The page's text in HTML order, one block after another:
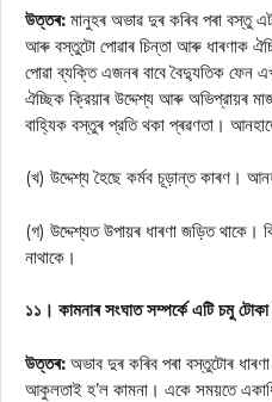
উত্তৰ: মানুহৰ অভাৱ দুৰ কৰিব পৰা বস্তু
আৰু বস্তুটো পোৱাৰ চিন্তা আৰু ধাৰণাক
পোৱা ব্যক্তি এজনৰ বাবে বৈদ্যুতিক ফেন
ঐচ্ছিক ক্রিয়াৰ উদ্দেশ্য আৰু অভিপ্রায়ৰ
বাহ্যিক বস্তুৰ প্রতি থকা প্ৰৱণতা।
(খ) উদ্দেশ্য হৈছে কর্মব চূড়ান্ত কাৰণ।
(গ) উদ্দেশ্যত উপায়ৰ ধাৰণা জড়িত থাকে।
নাথাকে।
১১। কামনাৰ সংঘাত সম্পর্কে এটি চমু
উত্তৰ: অভাব দুৰ কৰিব পৰা বস্তুটোৰ
আকুলতাই হ’ল কামনা। একে সময়তে